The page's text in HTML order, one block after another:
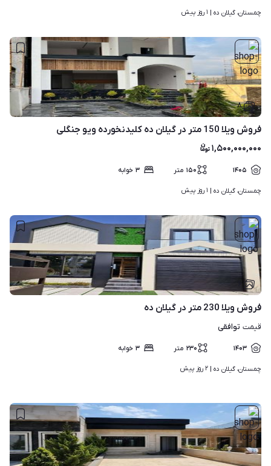
چمستان، گیلان ده | ۱ روز پیش
۸
فروش ویلا 150 متر در گیلان ده کلیدنخورده ویو جنگلی
۱,۵۰۰,۰۰۰,۰۰۰
۱۴۰۵ ۱۵۰ متر ۳ خوابه
چمستان، گیلان ده | ۱ روز پیش
فروش ویلا 230 متر در گیلان ده
قیمت توافقی
۱۴۰۳ ۲۳۰ متر ۳ خوابه
چمستان، گیلان ده | ۲ روز پیش